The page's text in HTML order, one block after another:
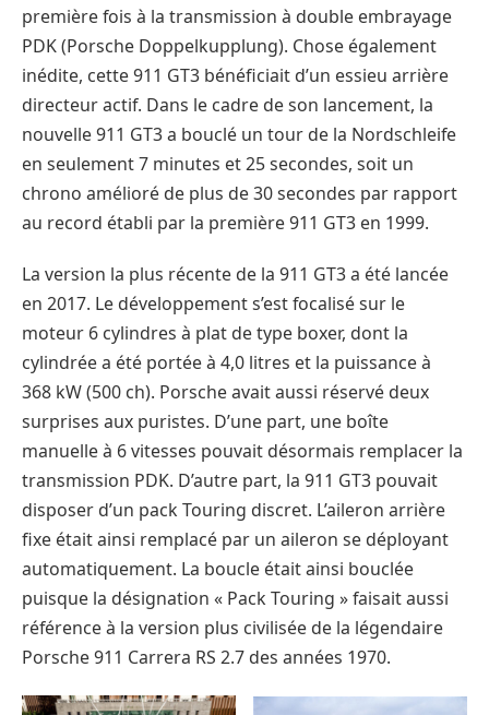
première fois à la transmission à double embrayage
PDK (Porsche Doppelkupplung). Chose également
inédite, cette 911 GT3 bénéficiait d’un essieu arrière
directeur actif. Dans le cadre de son lancement, la
nouvelle 911 GT3 a bouclé un tour de la Nordschleife
en seulement 7 minutes et 25 secondes, soit un
chrono amélioré de plus de 30 secondes par rapport
au record établi par la première 911 GT3 en 1999.
La version la plus récente de la 911 GT3 a été lancée
en 2017. Le développement s’est focalisé sur le
moteur 6 cylindres à plat de type boxer, dont la
cylindrée a été portée à 4,0 litres et la puissance à
368 kW (500 ch). Porsche avait aussi réservé deux
surprises aux puristes. D’une part, une boîte
manuelle à 6 vitesses pouvait désormais remplacer la
transmission PDK. D’autre part, la 911 GT3 pouvait
disposer d’un pack Touring discret. L’aileron arrière
fixe était ainsi remplacé par un aileron se déployant
automatiquement. La boucle était ainsi bouclée
puisque la désignation « Pack Touring » faisait aussi
référence à la version plus civilisée de la légendaire
Porsche 911 Carrera RS 2.7 des années 1970.